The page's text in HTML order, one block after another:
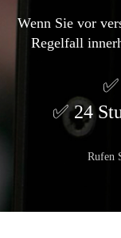
Wenn Sie vor
Regelfall
24
Rufen